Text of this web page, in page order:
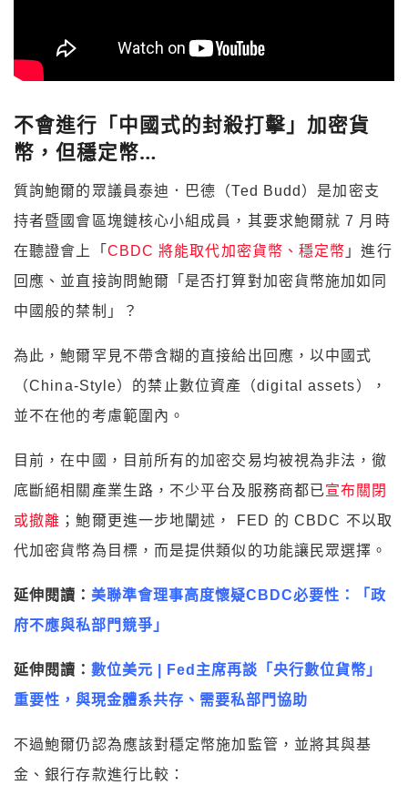
不會進行「中國式的封殺打擊」加密貨
幣，但穩定幣…
質詢鮑爾的眾議員泰迪．巴德（Ted Budd）是加密支
持者暨國會區塊鏈核心小組成員，其要求鮑爾就 7 月時
在聽證會上「 CBDC 將能取代加密貨幣、穩定幣 」進行
回應、並直接詢問鮑爾「是否打算對加密貨幣施加如同
中國般的禁制」？
為此，鮑爾罕見不帶含糊的直接給出回應，以中國式
（China-Style）的禁止數位資產（digital assets），
並不在他的考慮範圍內。
目前，在中國，目前所有的加密交易均被視為非法，徹
底斷絕相關產業生路，不少平台及服務商都已宣布關閉
或撤離 ；鮑爾更進一步地闡述， FED 的 CBDC 不以取
代加密貨幣為目標，而是提供類似的功能讓民眾選擇。
延伸閱讀： 美聯準會理事高度懷疑CBDC必要性：「政
府不應與私部門競爭」
延伸閱讀： 數位美元 | Fed主席再談「央行數位貨幣」
重要性，與現金體系共存、需要私部門協助
不過鮑爾仍認為應該對穩定幣施加監管，並將其與基
金、銀行存款進行比較：